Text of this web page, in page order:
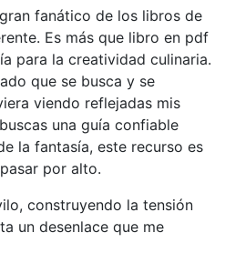
fanático de los libros de
Es más que libro en pdf
para la creatividad culinaria.
que se busca y se
viendo reflejadas mis
una guía confiable
la fantasía, este recurso es
por alto.
construyendo la tensión
un desenlace que me